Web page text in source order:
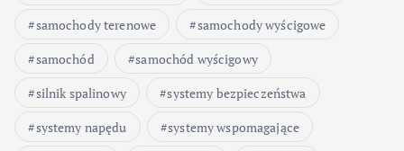
samochody terenowe
samochody wyścigowe
samochód
samochód wyścigowy
silnik spalinowy
systemy bezpieczeństwa
systemy napędu
systemy wspomagające